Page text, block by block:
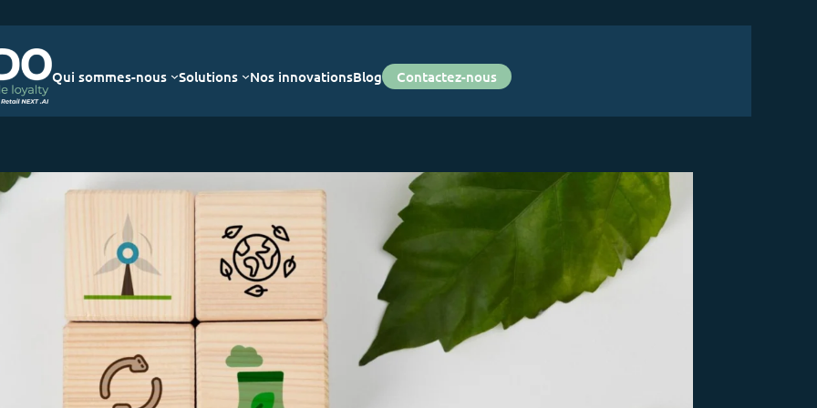
Qui sommes-nous Solutions Nos innovationsBlog Contactez-nous